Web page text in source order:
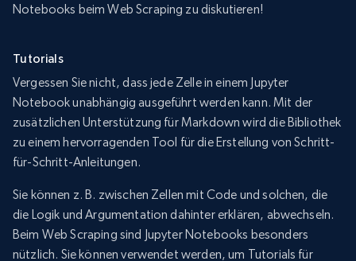
Notebooks beim Web Scraping zu diskutieren!
Tutorials
Vergessen Sie nicht, dass jede Zelle in einem Jupyter
Notebook unabhängig ausgeführt werden kann. Mit der
zusätzlichen Unterstützung für Markdown wird die Bibliothek
zu einem hervorragenden Tool für die Erstellung von Schritt-
für-Schritt-Anleitungen.
Sie können z. B. zwischen Zellen mit Code und solchen, die
die Logik und Argumentation dahinter erklären, abwechseln.
Beim Web Scraping sind Jupyter Notebooks besonders
nützlich. Sie können verwendet werden, um Tutorials für